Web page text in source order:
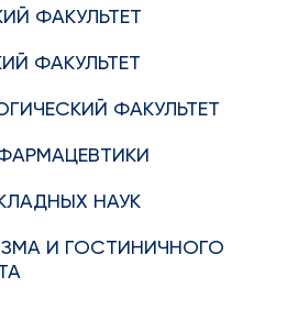
ФАКУЛЬТЕТ
ФАКУЛЬТЕТ
ФАКУЛЬТЕТ
НАУК
И ГОСТИНИЧНОГО